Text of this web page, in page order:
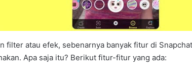
filter atau efek, sebenarnya banyak fitur di
Apa saja itu? Berikut fitur-fitur yang ada: